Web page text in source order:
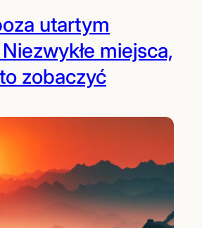
utartym
miejsca,
zobaczyć